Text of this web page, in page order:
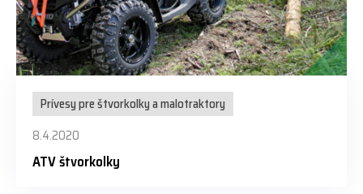
Prívesy pre štvorkolky a malotraktory
8.4.2020
ATV štvorkolky